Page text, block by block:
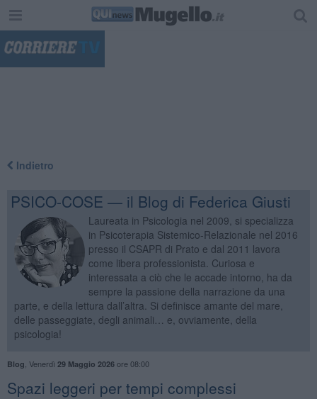
Indietro
PSICO-COSE — il Blog di Federica Giusti
Laureata in Psicologia nel 2009, si specializza
in Psicoterapia Sistemico-Relazionale nel 2016
presso il CSAPR di Prato e dal 2011 lavora
come libera professionista. Curiosa e
interessata a ciò che le accade intorno, ha da
sempre la passione della narrazione da una
parte, e della lettura dall’altra. Si definisce amante del mare,
delle passeggiate, degli animali… e, ovviamente, della
psicologia!
Blog Venerdì 29 Maggio 2026ore 08:00
Spazi leggeri per tempi complessi